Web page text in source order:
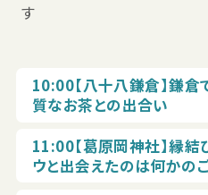
す
10:00【八十八鎌倉】鎌倉
質なお茶との出合い
11:00【葛原岡神社】縁結
ウと出会えたのは何かの